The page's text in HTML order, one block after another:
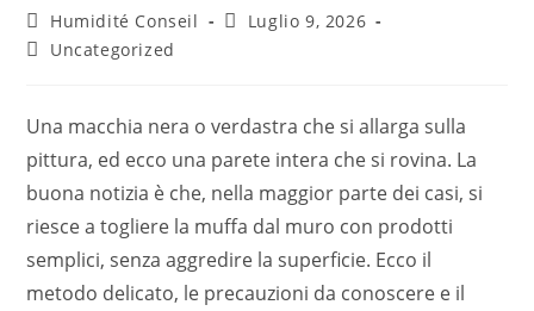
Humidité Conseil
Luglio 9, 2026
Uncategorized
Una macchia nera o verdastra che si allarga sulla
pittura, ed ecco una parete intera che si rovina. La
buona notizia è che, nella maggior parte dei casi, si
riesce a togliere la muffa dal muro con prodotti
semplici, senza aggredire la superficie. Ecco il
metodo delicato, le precauzioni da conoscere e il